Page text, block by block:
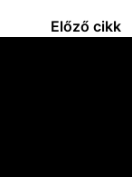
Előző cikk